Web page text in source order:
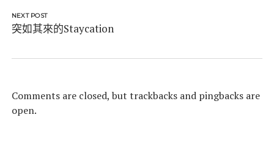
NEXT POST
突如其來的Staycation
Comments are closed, but trackbacksand pingbacks are
open.